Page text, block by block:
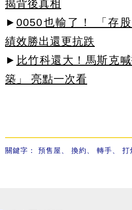
揭背後真相
► 0050也輸了！ 「存
績效勝出還更抗跌
► 比竹科還大！馬斯克
築」 亮點一次看
關鍵字： 預售屋 換約 轉手 打